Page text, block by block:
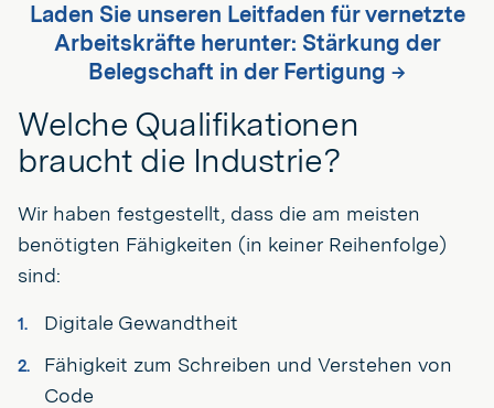
Laden Sie unseren Leitfaden für vernetzte
Arbeitskräfte herunter: Stärkung der
Belegschaft in der Fertigung →
Welche Qualifikationen
braucht die Industrie?
Wir haben festgestellt, dass die am meisten
benötigten Fähigkeiten (in keiner Reihenfolge)
sind:
Digitale Gewandtheit
Fähigkeit zum Schreiben und Verstehen von
Code